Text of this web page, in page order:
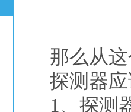
那么从
探测器
1、探测